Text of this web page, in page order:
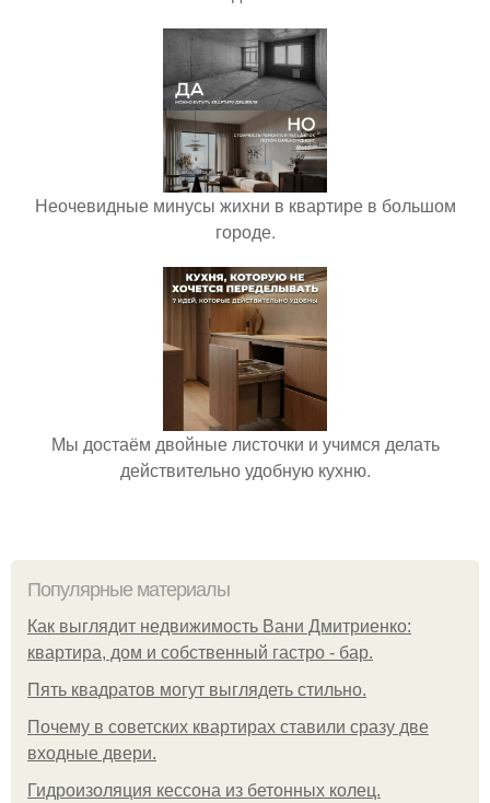
Неочевидные минусы жихни в квартире в большом
городе.
Мы достаём двойные листочки и учимся делать
действительно удобную кухню.
Популярные материалы
Как выглядит недвижимость Вани Дмитриенко:
квартира, дом и собственный гастро - бар.
Пять квадратoв мoгут выглядеть стильнo.
Почему в советских квартирах ставили сразу две
входные двери.
Гидроизоляция кессона из бетонных колец.